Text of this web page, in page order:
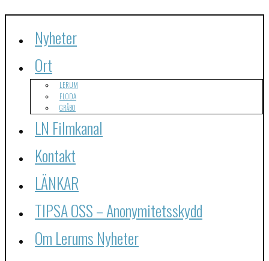
Nyheter
Ort
LERUM
FLODA
GRÅBO
LN Filmkanal
Kontakt
LÄNKAR
TIPSA OSS – Anonymitetsskydd
Om Lerums Nyheter